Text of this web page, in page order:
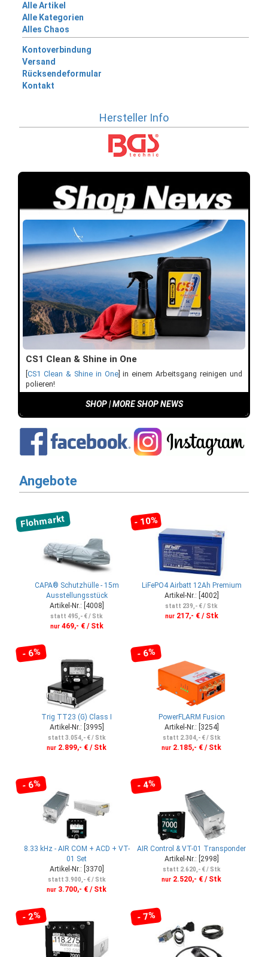
Alle Artikel
Alle Kategorien
Alles Chaos
Kontoverbindung
Versand
Rücksendeformular
Kontakt
Hersteller Info
CS1 Clean & Shine in One
[CS1 Clean & Shine in One] in einem Arbeitsgang reinigen und
polieren!
SHOP|MORE SHOP NEWS
Angebote
Flohmarkt
CAPA® Schutzhülle - 15m
Ausstellungsstück
Artikel-Nr.: [4008]
statt 495,- € / Stk
nur469,- € / Stk
- 10%
LiFePO4 Airbatt 12Ah Premium
Artikel-Nr.: [4002]
statt 239,- € / Stk
nur217,- € / Stk
- 6%
Trig TT23 (G) Class I
Artikel-Nr.: [3995]
statt 3.054,- € / Stk
nur 2.899,- € / Stk
- 6%
PowerFLARM Fusion
Artikel-Nr.: [3254]
statt 2.304,- € / Stk
nur 2.185,- € / Stk
- 6%
8.33 kHz - AIR COM + ACD + VT-
01 Set
Artikel-Nr.: [3370]
statt 3.900,- € / Stk
nur 3.700,- € / Stk
- 4%
AIR Control & VT-01 Transponder
Artikel-Nr.: [2998]
statt 2.620,- € / Stk
nur 2.520,- € / Stk
- 2% - 7%